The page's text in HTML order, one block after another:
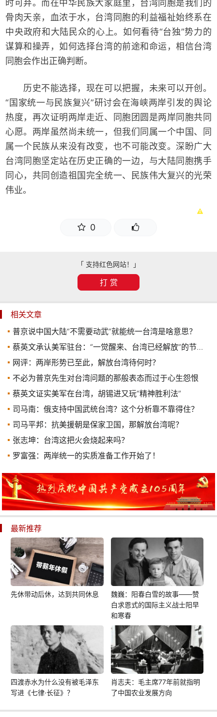
时可弃。而在中华民族大家庭里，台湾同胞是我们的
骨肉天亲，血浓于水，台湾同胞的利益福祉始终系在
中央政府和大陆民众的心上。如何看待“台独”势力的
谋算和操弄，如何选择台湾的前途和命运，相信台湾
同胞会作出正确判断。
历史不能选择，现在可以把握，未来可以开创。
“国家统一与民族复兴”研讨会在海峡两岸引发的舆论
热度，再次证明两岸走近、同胞团圆是两岸同胞共同
心愿。两岸虽然尚未统一，但我们同属一个中国、同
属一个民族从来没有改变，也不可能改变。深盼广大
台湾同胞坚定站在历史正确的一边，与大陆同胞携手
同心，共同创造祖国完全统一、民族伟大复兴的光荣
伟业。
0
「 支持红色网站！」
打 赏
相关文章
普京说中国大陆“不需要动武”就能统一台湾是啥意思？
蔡英文承认美军驻台：“一觉醒来、台湾已经解放”的节奏！
网评：两岸形势已至此，解放台湾待何时？
不必为普京先生对台湾问题的那般表态而过于心生怨恨
蔡英文证实美军在台湾，胡锡进又玩“精神胜利法”
司马南：俄支持中国武统台湾？这个分析靠不靠得住？
司马平邦：抗美援朝是保家卫国，那解放台湾呢？
张志坤：台湾这把火会烧起来吗？
罗富强：两岸统一的实质准备工作开始了！
最新推荐
先休带动后休，达到共同休息
魏巍：阳春白雪的故事——赞
白求恩式的国际主义战士阳早
和寒春
四渡赤水为什么没有被毛泽东
写进《七律·长征》？
肖志夫：毛主席77年前就指明
了中国农业发展方向